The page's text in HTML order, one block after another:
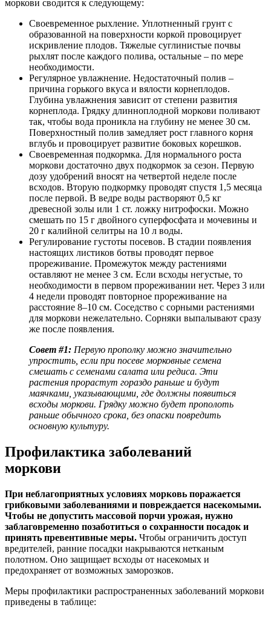
моркови сводится к следующему:
Своевременное рыхление. Уплотненный грунт с
образованной на поверхности коркой провоцирует
искривление плодов. Тяжелые суглинистые почвы
рыхлят после каждого полива, остальные – по мере
необходимости.
Регулярное увлажнение. Недостаточный полив –
причина горького вкуса и вялости корнеплодов.
Глубина увлажнения зависит от степени развития
корнеплода. Грядку длинноплодной моркови поливают
так, чтобы вода проникла на глубину не менее 30 см.
Поверхностный полив замедляет рост главного корня
вглубь и провоцирует развитие боковых корешков.
Своевременная подкормка. Для нормального роста
моркови достаточно двух подкормок за сезон. Первую
дозу удобрений вносят на четвертой неделе после
всходов. Вторую подкормку проводят спустя 1,5 месяца
после первой. В ведре воды растворяют 0,5 кг
древесной золы или 1 ст. ложку нитрофоски. Можно
смешать по 15 г двойного суперфосфата и мочевины и
20 г калийной селитры на 10 л воды.
Регулирование густоты посевов. В стадии появления
настоящих листиков ботвы проводят первое
прореживание. Промежуток между растениями
оставляют не менее 3 см. Если всходы негустые, то
необходимости в первом прореживании нет. Через 3 или
4 недели проводят повторное прореживание на
расстояние 8–10 см. Соседство с сорными растениями
для моркови нежелательно. Сорняки выпалывают сразу
же после появления.
Совет #1: Первую прополку можно значительно
упростить, если при посеве морковные семена
смешать с семенами салата или редиса. Эти
растения прорастут гораздо раньше и будут
маячками, указывающими, где должны появиться
всходы моркови. Грядку можно будет прополоть
раньше обычного срока, без опаски повредить
основную культуру.
Профилактика заболеваний
моркови
При неблагоприятных условиях морковь поражается
грибковыми заболеваниями и повреждается насекомыми.
Чтобы не допустить массовой порчи урожая, нужно
заблаговременно позаботиться о сохранности посадок и
принять превентивные меры. Чтобы ограничить доступ
вредителей, ранние посадки накрываются нетканым
полотном. Оно защищает всходы от насекомых и
предохраняет от возможных заморозков.
Меры профилактики распространенных заболеваний моркови
приведены в таблице: